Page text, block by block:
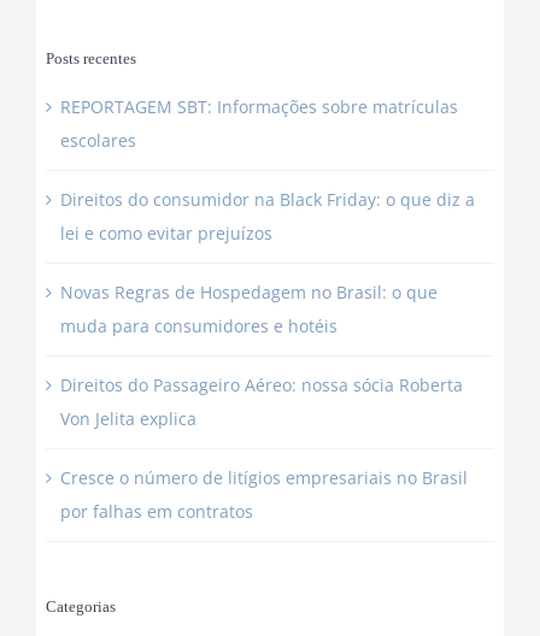
Posts recentes
REPORTAGEM SBT: Informações sobre matrículas
escolares
Direitos do consumidor na Black Friday: o que diz a
lei e como evitar prejuízos
Novas Regras de Hospedagem no Brasil: o que
muda para consumidores e hotéis
Direitos do Passageiro Aéreo: nossa sócia Roberta
Von Jelita explica
Cresce o número de litígios empresariais no Brasil
por falhas em contratos
Categorias